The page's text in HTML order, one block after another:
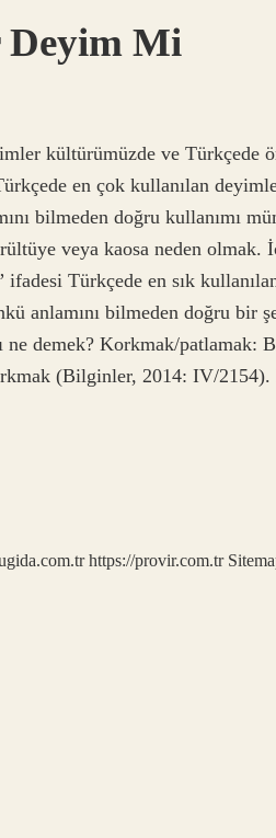
Deyim Mi
kültürümüzde ve Türkçede
en çok kullanılan
bilmeden doğru kullanımı
veya kaosa neden
Türkçede en sık
anlamını bilmeden doğru bir
demek? Korkmak/patlamak:
(Bilginler, 2014: IV/
https://provir.com.tr